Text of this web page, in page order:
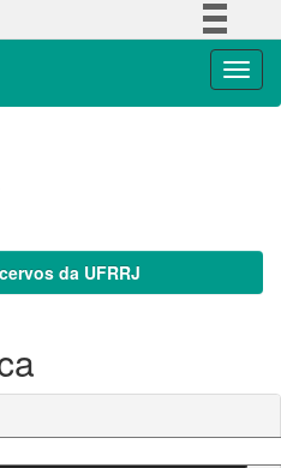
da UFRRJ